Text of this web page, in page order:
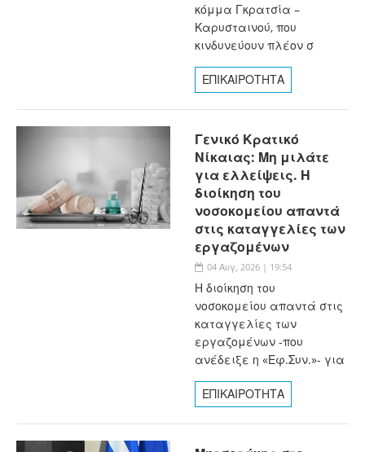
κόμμα Γκρατσία –
Καρυσταινού, που
κινδυνεύουν πλέον σ
ΕΠΙΚΑΙΡΟΤΗΤΑ
Γενικό Κρατικό
Νίκαιας: Μη μιλάτε
για ελλείψεις. Η
διοίκηση του
νοσοκομείου απαντά
στις καταγγελίες των
εργαζομένων
04 Αυγ, 2026 | 19:54
Η διοίκηση του
νοσοκομείου απαντά στις
καταγγελίες των
εργαζομένων -που
ανέδειξε η «Εφ.Συν.»- για
ΕΠΙΚΑΙΡΟΤΗΤΑ